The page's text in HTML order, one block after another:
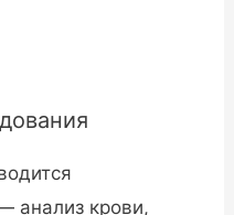
анализ крови,